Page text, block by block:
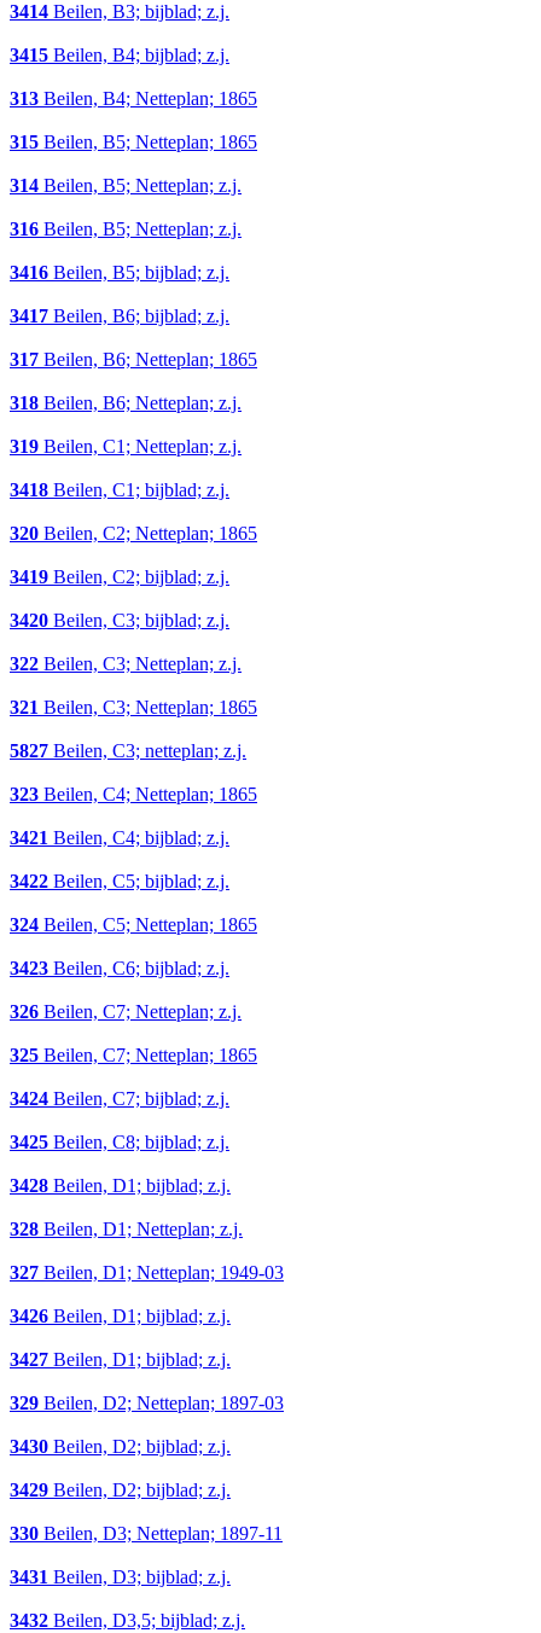
3414 Beilen, B3; bijblad; z.j.
3415 Beilen, B4; bijblad; z.j.
313 Beilen, B4; Netteplan; 1865
315 Beilen, B5; Netteplan; 1865
314 Beilen, B5; Netteplan; z.j.
316 Beilen, B5; Netteplan; z.j.
3416 Beilen, B5; bijblad; z.j.
3417 Beilen, B6; bijblad; z.j.
317 Beilen, B6; Netteplan; 1865
318 Beilen, B6; Netteplan; z.j.
319 Beilen, C1; Netteplan; z.j.
3418 Beilen, C1; bijblad; z.j.
320 Beilen, C2; Netteplan; 1865
3419 Beilen, C2; bijblad; z.j.
3420 Beilen, C3; bijblad; z.j.
322 Beilen, C3; Netteplan; z.j.
321 Beilen, C3; Netteplan; 1865
5827 Beilen, C3; netteplan; z.j.
323 Beilen, C4; Netteplan; 1865
3421 Beilen, C4; bijblad; z.j.
3422 Beilen, C5; bijblad; z.j.
324 Beilen, C5; Netteplan; 1865
3423 Beilen, C6; bijblad; z.j.
326 Beilen, C7; Netteplan; z.j.
325 Beilen, C7; Netteplan; 1865
3424 Beilen, C7; bijblad; z.j.
3425 Beilen, C8; bijblad; z.j.
3428 Beilen, D1; bijblad; z.j.
328 Beilen, D1; Netteplan; z.j.
327 Beilen, D1; Netteplan; 1949-03
3426 Beilen, D1; bijblad; z.j.
3427 Beilen, D1; bijblad; z.j.
329 Beilen, D2; Netteplan; 1897-03
3430 Beilen, D2; bijblad; z.j.
3429 Beilen, D2; bijblad; z.j.
330 Beilen, D3; Netteplan; 1897-11
3431 Beilen, D3; bijblad; z.j.
3432 Beilen, D3,5; bijblad; z.j.